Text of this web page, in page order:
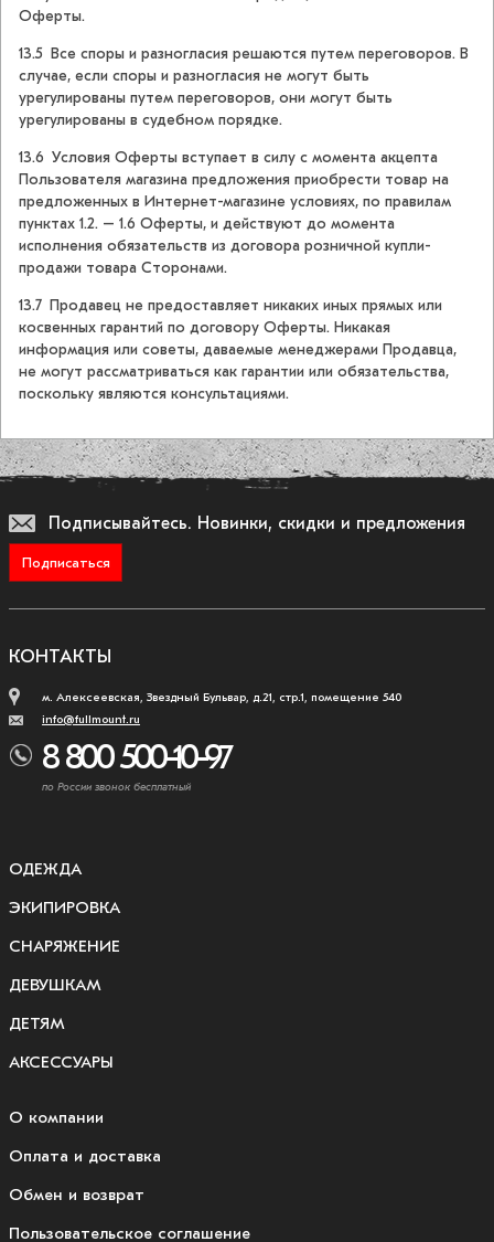
Оферты.
13.5 Все споры и разногласия решаются путем переговоров. В
случае, если споры и разногласия не могут быть
урегулированы путем переговоров, они могут быть
урегулированы в судебном порядке.
13.6 Условия Оферты вступает в силу с момента акцепта
Пользователя магазина предложения приобрести товар на
предложенных в Интернет-магазине условиях, по правилам
пунктах 1.2. – 1.6 Оферты, и действуют до момента
исполнения обязательств из договора розничной купли-
продажи товара Сторонами.
13.7 Продавец не предоставляет никаких иных прямых или
косвенных гарантий по договору Оферты. Никакая
информация или советы, даваемые менеджерами Продавца,
не могут рассматриваться как гарантии или обязательства,
поскольку являются консультациями.
Подписывайтесь. Новинки, скидки и предложения
Подписаться
КОНТАКТЫ
м. Алексеевская, Звездный Бульвар, д.21, стр.1, помещение 540
info@fullmount.ru
8 800 500-10-97
по России звонок бесплатный
ОДЕЖДА
ЭКИПИРОВКА
СНАРЯЖЕНИЕ
ДЕВУШКАМ
ДЕТЯМ
АКСЕССУАРЫ
О компании
Оплата и доставка
Обмен и возврат
Пользовательское соглашение